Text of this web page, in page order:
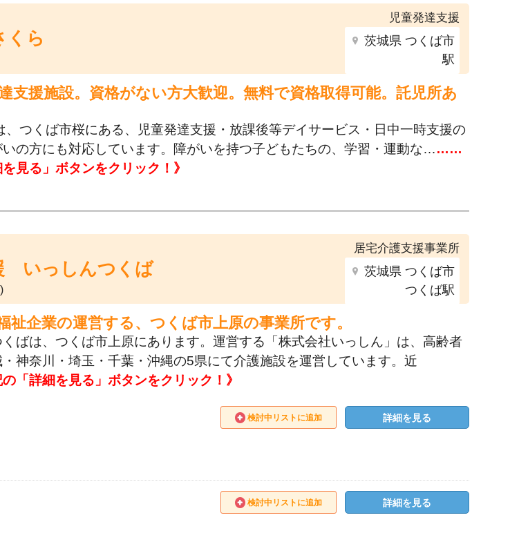
くら
児童発達支援
茨城県 つくば市
駅
支援施設。資格がない方大歓迎。無料で資格取得可能。託児所あ
、つくば市桜にある、児童発達支援・放課後等デイサービス・日中一時支援の
の方にも対応しています。障がいを持つ子どもたちの、学習・運動な………
見る」ボタンをクリック！》
いっしんつくば
居宅介護支援事業所
茨城県 つくば市
つくば駅
祉企業の運営する、つくば市上原の事業所です。
ばは、つくば市上原にあります。運営する「株式会社いっしん」は、高齢者
神奈川・埼玉・千葉・沖縄の5県にて介護施設を運営しています。近
「詳細を見る」ボタンをクリック！》
検討中リストに追加 詳細を見る
検討中リストに追加 詳細を見る